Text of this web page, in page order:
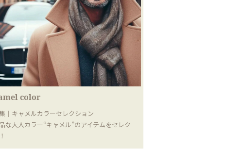
color
｜キャメルカラーセレクション
な大人カラー“キャメル”のアイテムをセレク